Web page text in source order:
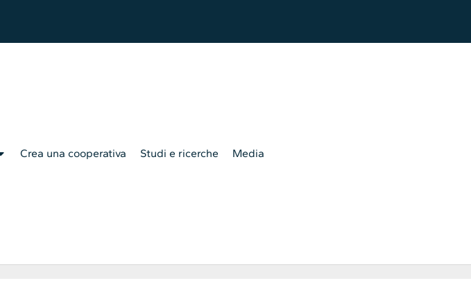
Crea una cooperativa Studi e ricerche Media